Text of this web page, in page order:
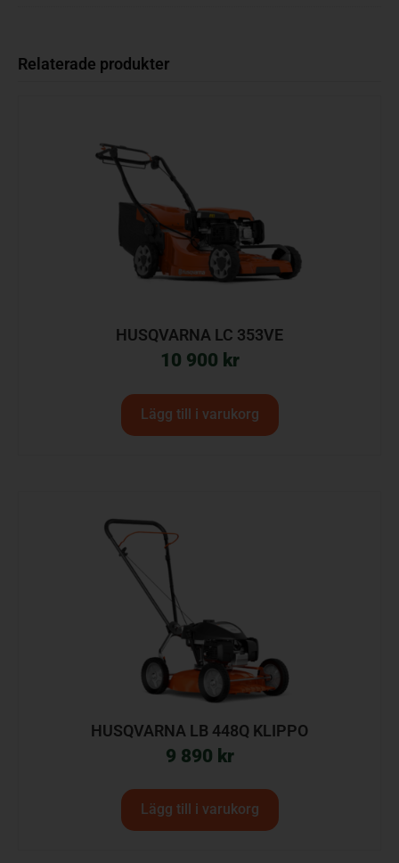
Relaterade produkter
HUSQVARNA LC 353VE
10 900 kr
Lägg till i varukorg
HUSQVARNA LB 448Q KLIPPO
9 890 kr
Lägg till i varukorg